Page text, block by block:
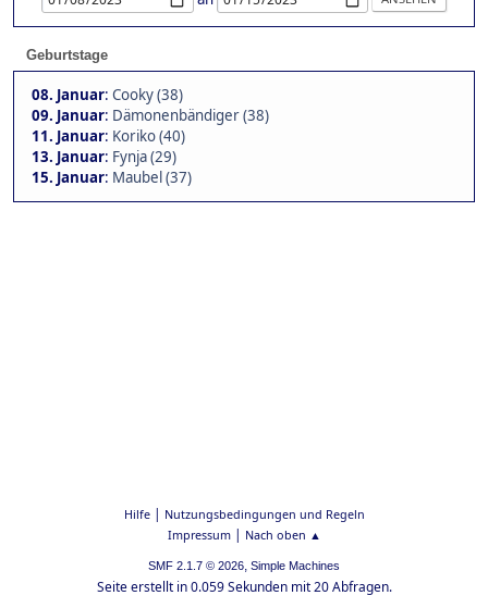
Geburtstage
08. Januar: Cooky (38)
09. Januar: Dämonenbändiger (38)
11. Januar: Koriko (40)
13. Januar: Fynja (29)
15. Januar: Maubel (37)
Hilfe| Nutzungsbedingungen und Regeln
Impressum| Nach oben ▲
SMF 2.1.7 © 2026, Simple Machines
Seite erstellt in 0.059 Sekunden mit 20 Abfragen.